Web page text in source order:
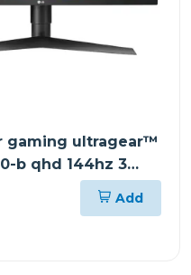
gaming ultragear™
b qhd 144hz 3
Add